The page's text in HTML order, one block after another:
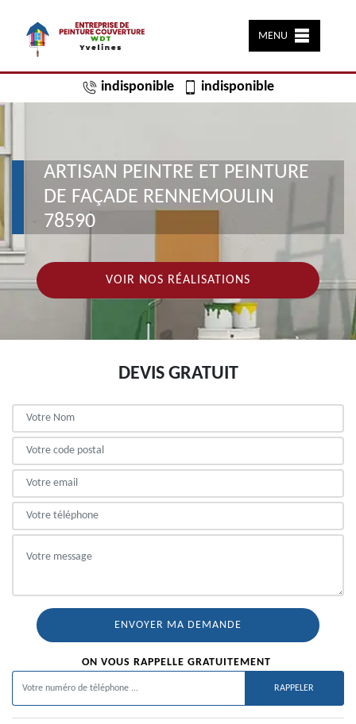
MENU
indisponible indisponible
ARTISAN PEINTRE ET PEINTURE
DE FAÇADE RENNEMOULIN
78590
VOIR NOS RÉALISATIONS
DEVIS GRATUIT
ON VOUS RAPPELLE GRATUITEMENT